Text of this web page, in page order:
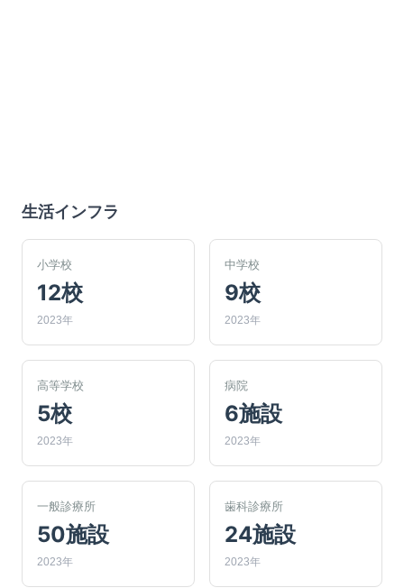
生活インフラ
小学校
12校
2023年
中学校
9校
2023年
高等学校
5校
2023年
病院
6施設
2023年
一般診療所
50施設
2023年
歯科診療所
24施設
2023年